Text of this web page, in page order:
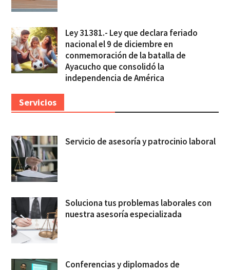
Ley 31381.- Ley que declara feriado
nacional el 9 de diciembre en
conmemoración de la batalla de
Ayacucho que consolidó la
independencia de América
Servicios
Servicio de asesoría y patrocinio laboral
Soluciona tus problemas laborales con
nuestra asesoría especializada
Conferencias y diplomados de